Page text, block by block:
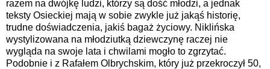
razem na dwójkę ludzi, którzy są dość młodzi, a jednak
teksty Osieckiej mają w sobie zwykle już jakąś historię,
trudne doświadczenia, jakiś bagaż życiowy. Niklińska
wystylizowana na młodziutką dziewczynę raczej nie
wygląda na swoje lata i chwilami mogło to zgrzytać.
Podobnie i z Rafałem Olbrychskim, który już przekroczył 50,